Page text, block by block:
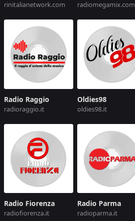
rinitalianetwork.com radiomegamix.com
Radio Raggio
radioraggio.it
Oldies98
oldies98.it
Radio Fiorenza
radiofiorenza.it
Radio Parma
radioparma.it